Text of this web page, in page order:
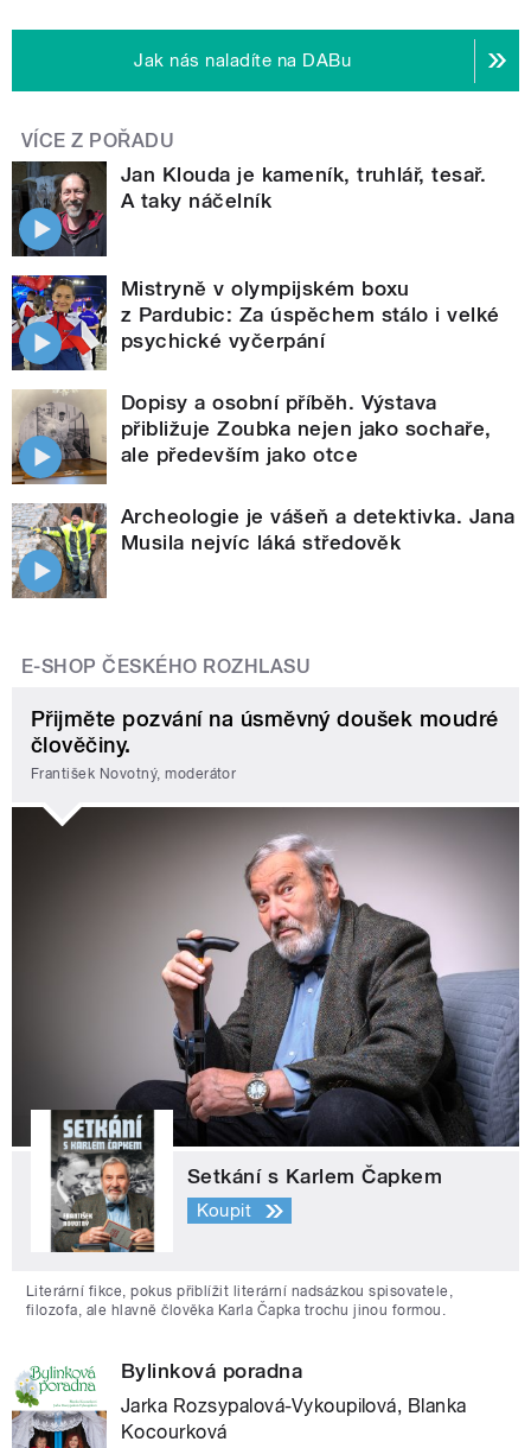
Jak nás naladíte na DABu
VÍCE Z POŘADU
Jan Klouda je kameník, truhlář, tesař.
A taky náčelník
Mistryně v olympijském boxu
z Pardubic: Za úspěchem stálo i velké
psychické vyčerpání
Dopisy a osobní příběh. Výstava
přibližuje Zoubka nejen jako sochaře,
ale především jako otce
Archeologie je vášeň a detektivka. Jana
Musila nejvíc láká středověk
E-SHOP ČESKÉHO ROZHLASU
Přijměte pozvání na úsměvný doušek moudré
člověčiny.
František Novotný, moderátor
Setkání s Karlem Čapkem
Koupit
Literární fikce, pokus přiblížit literární nadsázkou spisovatele,
filozofa, ale hlavně člověka Karla Čapka trochu jinou formou.
Bylinková poradna
Jarka Rozsypalová-Vykoupilová, Blanka
Kocourková